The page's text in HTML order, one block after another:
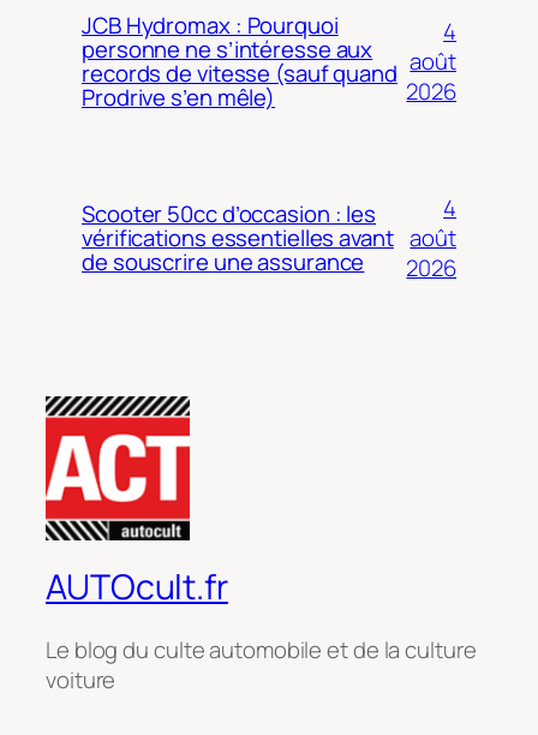
JCB Hydromax : Pourquoi
personne ne s’intéresse aux
records de vitesse (sauf quand
Prodrive s’en mêle)
4
août
2026
Scooter 50cc d’occasion : les
vérifications essentielles avant
de souscrire une assurance
4
août
2026
AUTOcult.fr
Le blog du culte automobile et de la culture
voiture